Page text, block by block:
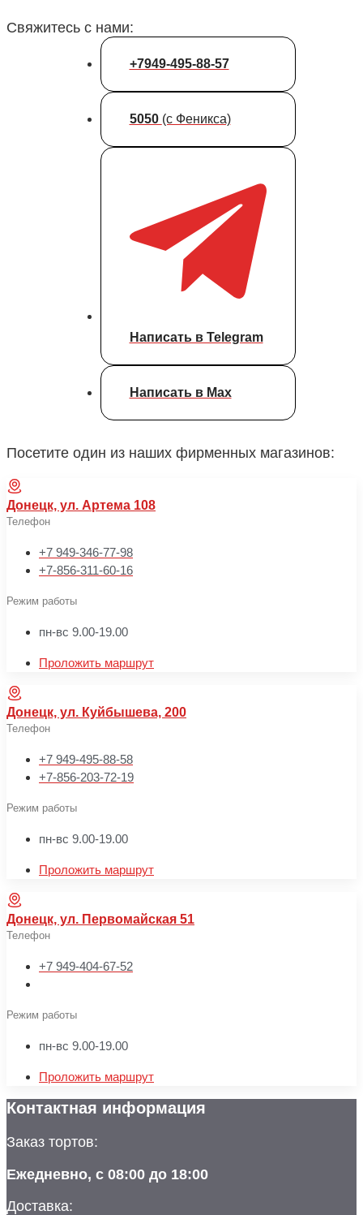
Свяжитесь с нами:
+7949-495-88-57
5050 (с Феникса)
Написать в Telegram
Написать в Max
Посетите один из наших фирменных магазинов:
Донецк, ул. Артема 108
Телефон
+7 949-346-77-98
+7-856-311-60-16
Режим работы
пн-вс 9.00-19.00
Проложить маршрут
Донецк, ул. Куйбышева, 200
Телефон
+7 949-495-88-58
+7-856-203-72-19
Режим работы
пн-вс 9.00-19.00
Проложить маршрут
Донецк, ул. Первомайская 51
Телефон
+7 949-404-67-52
Режим работы
пн-вс 9.00-19.00
Проложить маршрут
Контактная информация
Заказ тортов:
Ежедневно, с 08:00 до 18:00
Доставка: